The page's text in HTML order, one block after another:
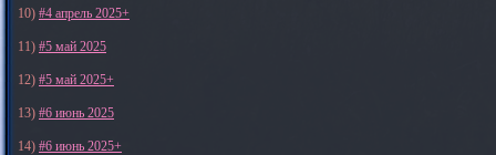
10) #4 апрель 2025+
11) #5 май 2025
12) #5 май 2025+
13) #6 июнь 2025
14) #6 июнь 2025+